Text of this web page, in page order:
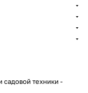
садовой техники -